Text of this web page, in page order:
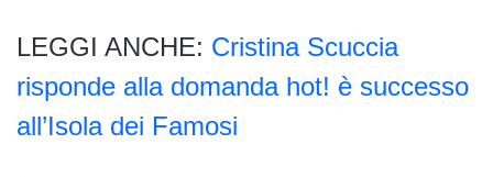
LEGGI ANCHE: Cristina Scuccia
risponde alla domanda hot! è successo
all’Isola dei Famosi